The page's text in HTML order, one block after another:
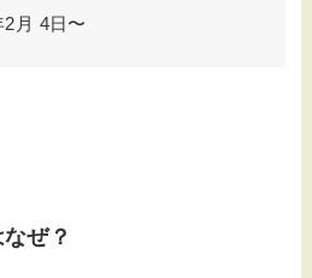
月 4日〜
ぜ？